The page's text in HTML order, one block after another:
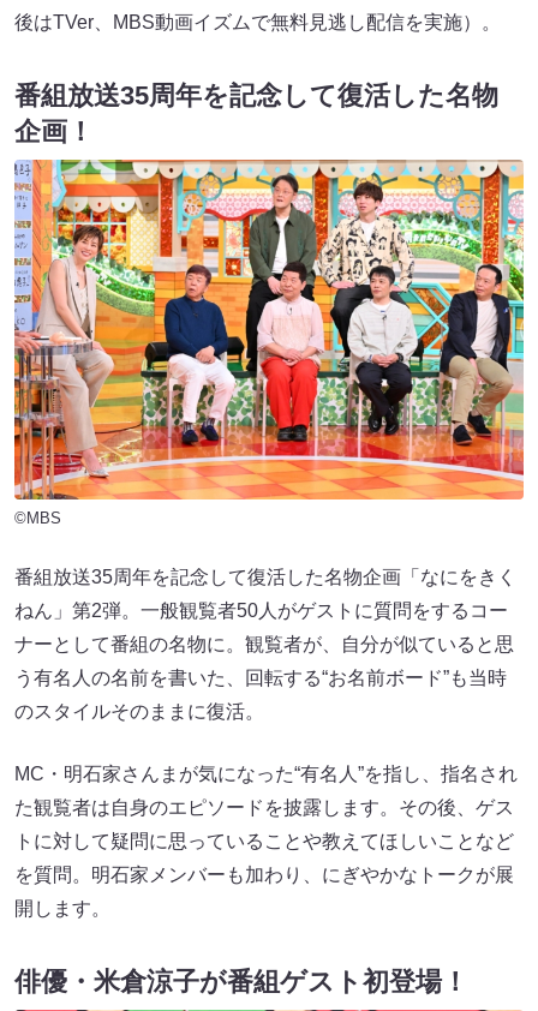
後はTVer、MBS動画イズムで無料見逃し配信を実施）。
番組放送35周年を記念して復活した名物
企画！
©MBS
番組放送35周年を記念して復活した名物企画「なにをきく
ねん」第2弾。一般観覧者50人がゲストに質問をするコー
ナーとして番組の名物に。観覧者が、自分が似ていると思
う有名人の名前を書いた、回転する“お名前ボード”も当時
のスタイルそのままに復活。
MC・明石家さんまが気になった“有名人”を指し、指名され
た観覧者は自身のエピソードを披露します。その後、ゲス
トに対して疑問に思っていることや教えてほしいことなど
を質問。明石家メンバーも加わり、にぎやかなトークが展
開します。
俳優・米倉涼子が番組ゲスト初登場！